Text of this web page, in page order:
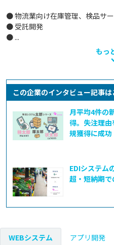
● 物流業向け在庫管理、検品サ
● 受託開発
● ...
もっ
この企業のインタビュー記事は
月平均4件の
得。失注理
規獲得に成功
EDIシステム
超・短納期
WEBシステム アプリ開発